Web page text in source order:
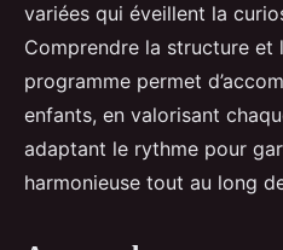
variées qui éveillent la
Comprendre la structure et
programme permet
enfants, en valorisant
adaptant le rythme pour
harmonieuse tout au long